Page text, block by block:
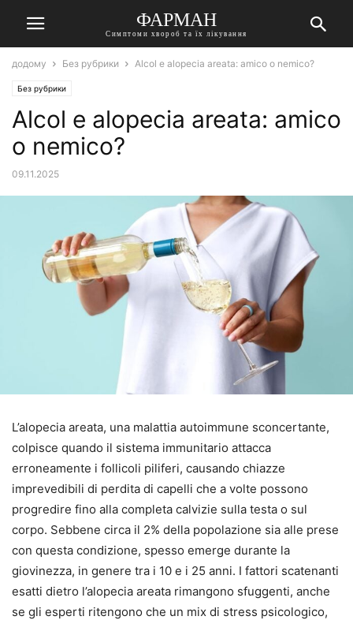
ФАРМАН
Симптоми хвороб та їх лікування
додому Без рубрики Alcol e alopecia areata: amico o nemico?
Без рубрики
Alcol e alopecia areata: amico
o nemico?
09.11.2025
L’alopecia areata, una malattia autoimmune sconcertante,
colpisce quando il sistema immunitario attacca
erroneamente i follicoli piliferi, causando chiazze
imprevedibili di perdita di capelli che a volte possono
progredire fino alla completa calvizie sulla testa o sul
corpo. Sebbene circa il 2% della popolazione sia alle prese
con questa condizione, spesso emerge durante la
giovinezza, in genere tra i 10 e i 25 anni. I fattori scatenanti
esatti dietro l’alopecia areata rimangono sfuggenti, anche
se gli esperti ritengono che un mix di stress psicologico,